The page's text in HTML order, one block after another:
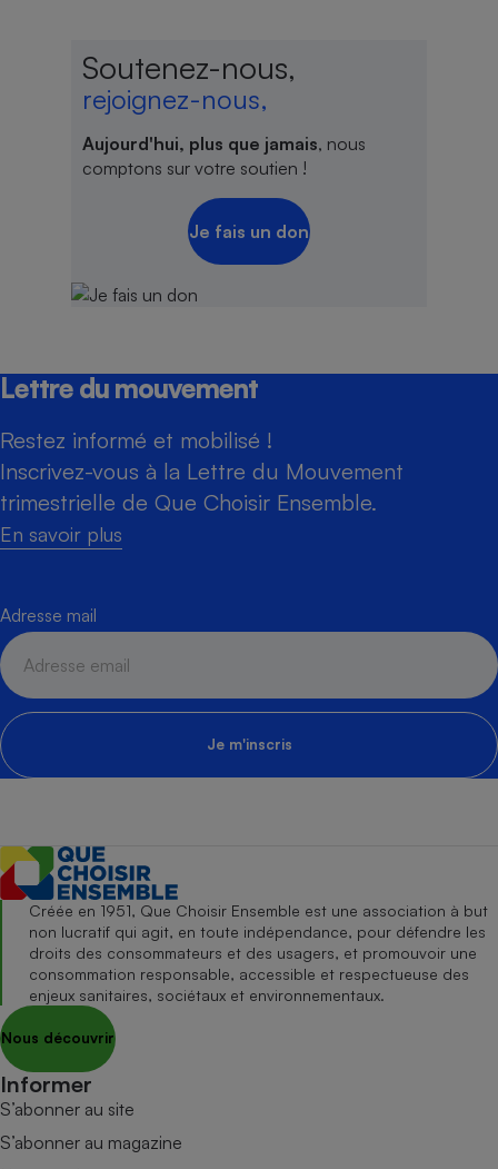
Soutenez-nous,
rejoignez-nous,
Aujourd'hui, plus que jamais, nous
comptons sur votre soutien !
Je fais un don
Lettre du mouvement
Restez informé et mobilisé !
Inscrivez-vous à la Lettre du Mouvement
trimestrielle de Que Choisir Ensemble.
En savoir plus
Adresse mail
Je m'inscris
Créée en 1951, Que Choisir Ensemble est une association à but
non lucratif qui agit, en toute indépendance, pour défendre les
droits des consommateurs et des usagers, et promouvoir une
consommation responsable, accessible et respectueuse des
enjeux sanitaires, sociétaux et environnementaux.
Nous découvrir
Informer
S’abonner au site
S’abonner au magazine